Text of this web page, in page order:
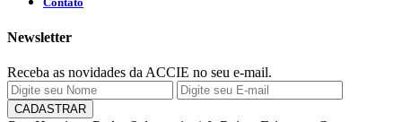
Newsletter
Receba as novidades da ACCIE no seu e-mail.